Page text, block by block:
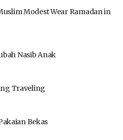
Modest Wear Ramadan in
Nasib Anak
Traveling
Bekas